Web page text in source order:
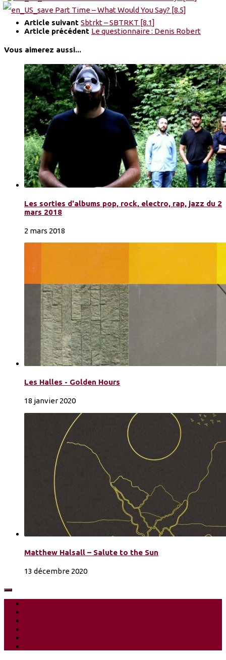
Article suivant Sbtrkt – SBTRKT [8.1]
Article précédent Le questionnaire : Denis Robert
Vous aimerez aussi...
Les sorties d'albums pop, rock, electro, rap, jazz du 2
mars 2018
2 mars 2018
Les Halles - Golden Hours
18 janvier 2020
Matthew Halsall – Salute to the Sun
13 décembre 2020